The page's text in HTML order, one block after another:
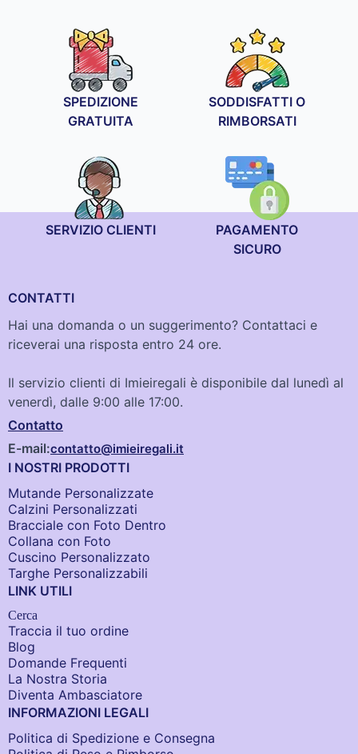
SPEDIZIONE
GRATUITA
SODDISFATTI O
RIMBORSATI
SERVIZIO CLIENTI
PAGAMENTO
SICURO
CONTATTI
Hai una domanda o un suggerimento? Contattaci e
riceverai una risposta entro 24 ore.
Il servizio clienti di Imieiregali è disponibile dal lunedì al
venerdì, dalle 9:00 alle 17:00.
Contatto
E-mail:contatto@imieiregali.it
I NOSTRI PRODOTTI
Mutande Personalizzate
Calzini Personalizzati
Bracciale con Foto Dentro​
Collana con Foto
Cuscino Personalizzato
Targhe Personalizzabili
LINK UTILI
Cerca
Traccia il tuo ordine
Blog
Domande Frequenti
La Nostra Storia
Diventa Ambasciatore
INFORMAZIONI LEGALI
Politica di Spedizione e Consegna